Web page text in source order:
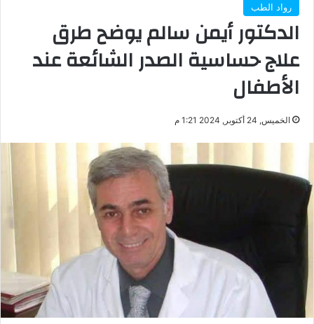
رواد الطب
الدكتور أيمن سالم يوضح طرق
علاج حساسية الصدر الشائعة عند
الأطفال
الخميس, 24 أكتوبر, 2024 1:21 م